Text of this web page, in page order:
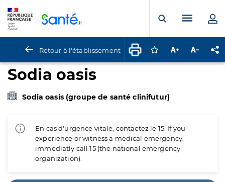
Ouvrir laMenu
Retour à l'établissement Connectez-vous
Augmenter la
Sodia oasis
Sodia oasis (groupe de santé clinifutur)
En cas d'urgence vitale, contactez le 15. If you
experience or witness a medical emergency,
immediatly call 15 (the national emergency
organization).